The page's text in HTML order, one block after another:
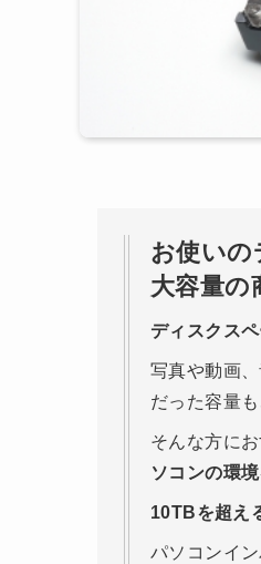
お使いの
大容量の
ディスクス
写真や動画
だった容量
そんな方にお
ソコンの環
10TBを超え
パソコンイン